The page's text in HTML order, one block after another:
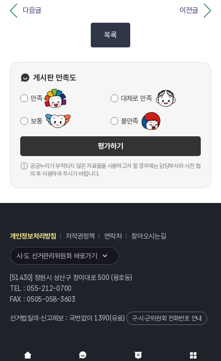
다음글 이전글
목록
게시판 만족도
만족 대체로 만족
보통 불만족
평가하기
공공누리가 부착되지 않은 자료들을 사용하고자 할 경우에는 담당부서와 사전 협
의 후 이용하여 주시기 바랍니다.
개인정보처리방침 저작권정책 연락처 찾아오시는길
시·도 선거관리위원회 바로가기
[51430] 창원시 성산구 창이대로 500 (용호동)
TEL : 055-212-0700
FAX : 0505-058-3603
선거법질의·신고제보 : 국번없이 1390(유료) 구·시·군위원회 전화번호 안내